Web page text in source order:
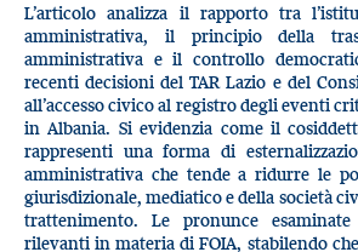
L’articolo analizza il rapporto tra
amministrativa, il principio della
amministrativa e il controllo
recenti decisioni del TAR Lazio e del
all’accesso civico al registro degli eventi
in Albania. Si evidenzia come il
rappresenti una forma di
amministrativa che tende a ridurre le
giurisdizionale, mediatico e della società
trattenimento. Le pronunce
rilevanti in materia di FOIA, stabilendo